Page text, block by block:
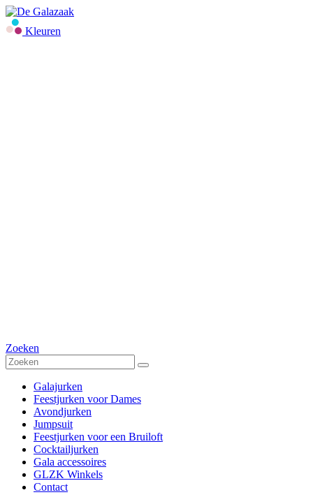
Kleuren
Zoeken
Galajurken
Feestjurken voor Dames
Avondjurken
Jumpsuit
Feestjurken voor een Bruiloft
Cocktailjurken
Gala accessoires
GLZK Winkels
Contact